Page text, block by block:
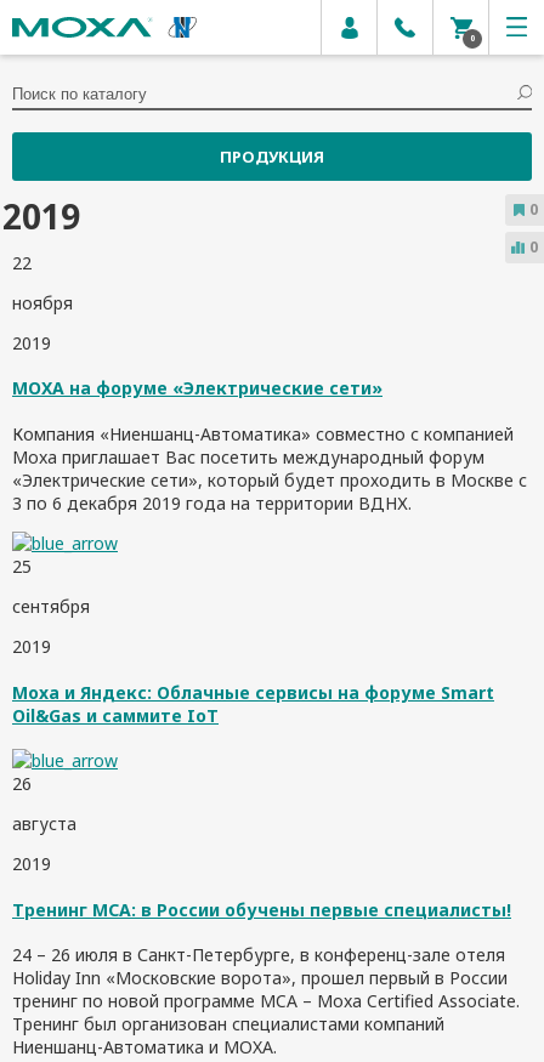
0
ПРОДУКЦИЯ
2019
22
ноября
2019
MOXA на форуме «Электрические сети»
Компания «Ниеншанц-Автоматика» совместно с компанией
Moxa приглашает Вас посетить международный форум
«Электрические сети», который будет проходить в Москве с
3 по 6 декабря 2019 года на территории ВДНХ.
25
сентября
2019
Moxa и Яндекс: Облачные сервисы на форуме Smart
Oil&Gas и саммите IoT
26
августа
2019
Тренинг MCA: в России обучены первые специалисты!
24 – 26 июля в Санкт-Петербурге, в конференц-зале отеля
Holiday Inn «Московские ворота», прошел первый в России
тренинг по новой программе MCA – Moxa Certified Associate.
Тренинг был организован специалистами компаний
Ниеншанц-Автоматика и MOXA.
0
0